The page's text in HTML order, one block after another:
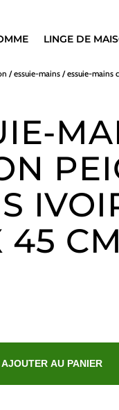
LINGE DE
/essuie-mains / essuie-mains
45
AJOUTER AU PANIER